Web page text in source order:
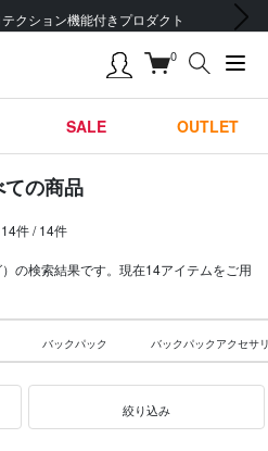
クション機能付きプロダクト
次の画像
0
SALE OUTLET
の商品
件 / 14件
の検索結果です。現在14アイテムをご用
バックパック バックパックアクセサ
絞り込み